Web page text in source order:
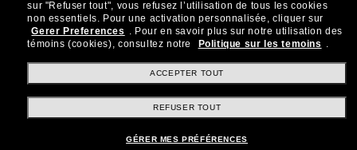
Rejoignez la communauté
Sunglass Hut!
Abonnez-vous aux Sun Perks pour bénéficier d'un
accès exclusif aux dernières tendances, ventes et
Sabonner!
sur "Refuser tout", vous refusez l’utilisation de tous les cookies
non essentiels. Pour une activation personnalisée, cliquer sur
Gerer Preferences . Pour en savoir plus sur notre utilisation des
témoins (cookies), consultez notre
Politique sur les temoins .
ACCEPTER TOUT
REFUSER TOUT
GÉRER MES PRÉFÉRENCES